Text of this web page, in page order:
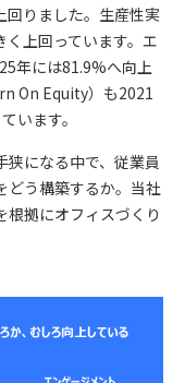
りました。生産性実
上回っています。エ
年には81.9%へ向上
On Equity）も2021
います。
になる中で、従業員
どう構築するか。当社
根拠にオフィスづくり